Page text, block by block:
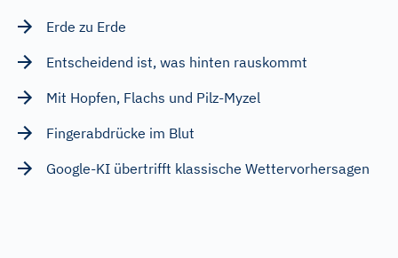
Erde zu Erde
Entscheidend ist, was hinten rauskommt
Mit Hopfen, Flachs und Pilz-Myzel
Fingerabdrücke im Blut
Google-KI übertrifft klassische Wettervorhersagen